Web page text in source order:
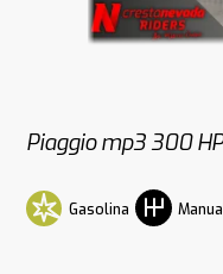
Piaggio mp3 300
Gasolina